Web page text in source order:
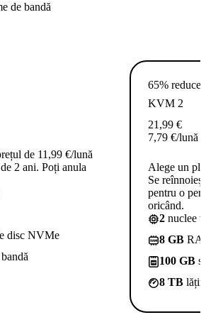
de bandă
de 11,99 €/lună
2 ani. Poți anula
disc NVMe
65%
KVM 2
21,99 €
7,79 €/lună
Alege un
Se
pentru o
oricând.
2 nuclee
8 GB
100 GB
8 TB